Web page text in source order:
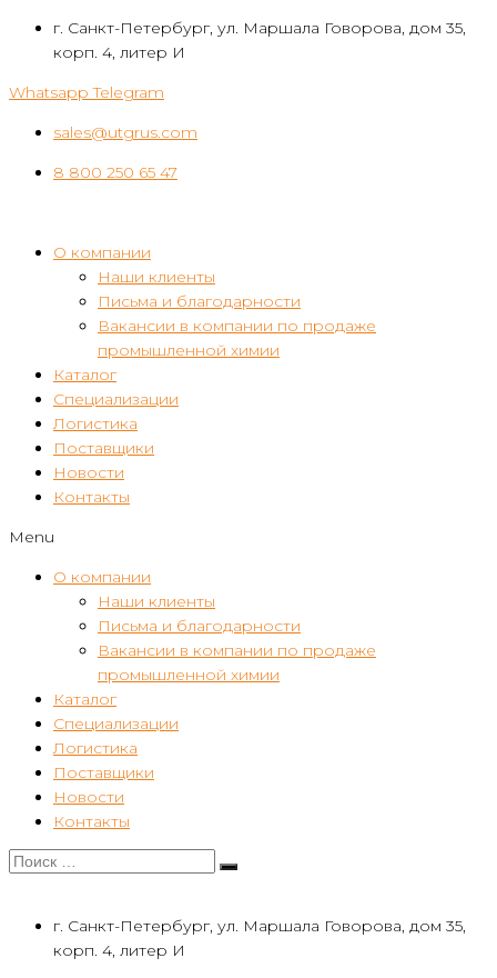
Перейтиг. Санкт-Петербург, ул. Маршала Говорова, дом 35,
корп. 4, литер И
Whatsapp Telegram
sales@utgrus.com
8 800 250 65 47
О компании
Наши клиенты
Письма и благодарности
Вакансии в компании по продаже
промышленной химии
Каталог
Специализации
Логистика
Поставщики
Новости
Контакты
Menu
О компании
Наши клиенты
Письма и благодарности
Вакансии в компании по продаже
промышленной химии
Каталог
Специализации
Логистика
Поставщики
Новости
Контакты
г. Санкт-Петербург, ул. Маршала Говорова, дом 35,
корп. 4, литер И